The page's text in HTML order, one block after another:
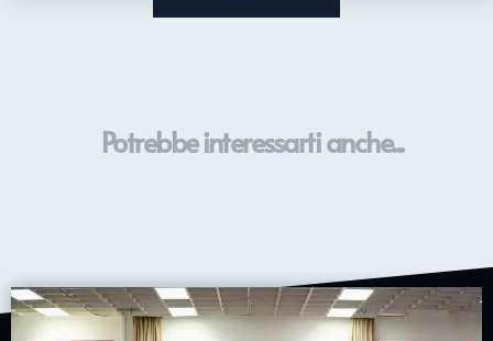
Potrebbe interessarti anche...